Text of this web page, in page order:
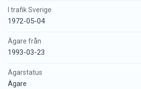
I trafik Sverige
1972-05-04
Ägare från
1993-03-23
Ägarstatus
Ägare